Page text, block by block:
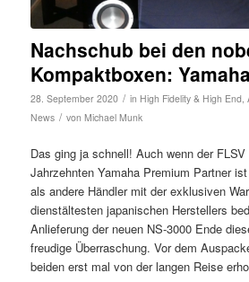
Nachschub bei den
Kompaktboxen:
28. September 2020 / in High Fidelity & High End,
News / von Michael Munk
Das ging ja schnell! Auch wenn der
Jahrzehnten Yamaha Premium Partner
als andere Händler mit der exklusiven
dienstältesten japanischen Herstellers
Anlieferung der neuen NS-3000 Ende
freudige Überraschung. Vor dem
beiden erst mal von der langen Reise